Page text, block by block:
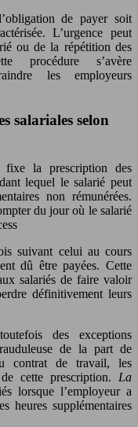
de payer soit
L’urgence peut
ou de la répétition des
procédure s’avère
les employeurs
salariales selon
la prescription des
lequel le salarié peut
non rémunérées.
du jour où le salarié
suivant celui au cours
dû être payées. Cette
salariés de faire valoir
définitivement leurs
des exceptions
de la part de
contrat de travail, les
cette prescription. La
lorsque l’employeur a
heures supplémentaires